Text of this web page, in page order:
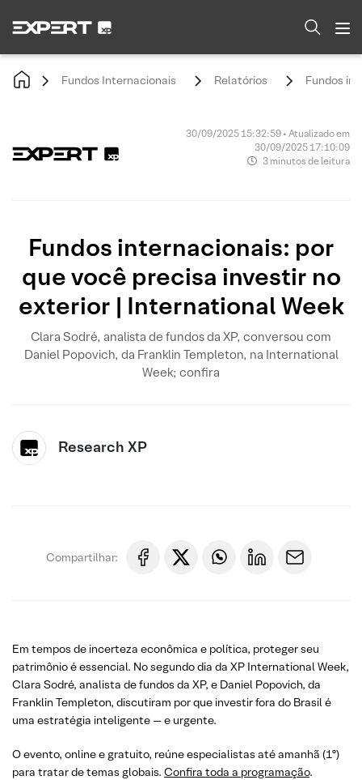
Fundos Internacionais Relatórios Fundos
30/09/2025 15:32:59 • Atualizado em
30/09/2025 17:10:09
3 minutos de leitura
Fundos internacionais: por
que você precisa investir no
exterior | International Week
Clara Sodré, analista de fundos da XP, conversou com
Daniel Popovich, da Franklin Templeton, na International
Week; confira
Research XP
Compartilhar:
Em tempos de incerteza econômica e política, proteger seu
patrimônio é essencial. No segundo dia da XP International Week,
Clara Sodré, analista de fundos da XP, e Daniel Popovich, da
Franklin Templeton, discutiram por que investir fora do Brasil é
uma estratégia inteligente — e urgente.
O evento, online e gratuito, reúne especialistas até amanhã (1º)
para tratar de temas globais. Confira toda a programação.